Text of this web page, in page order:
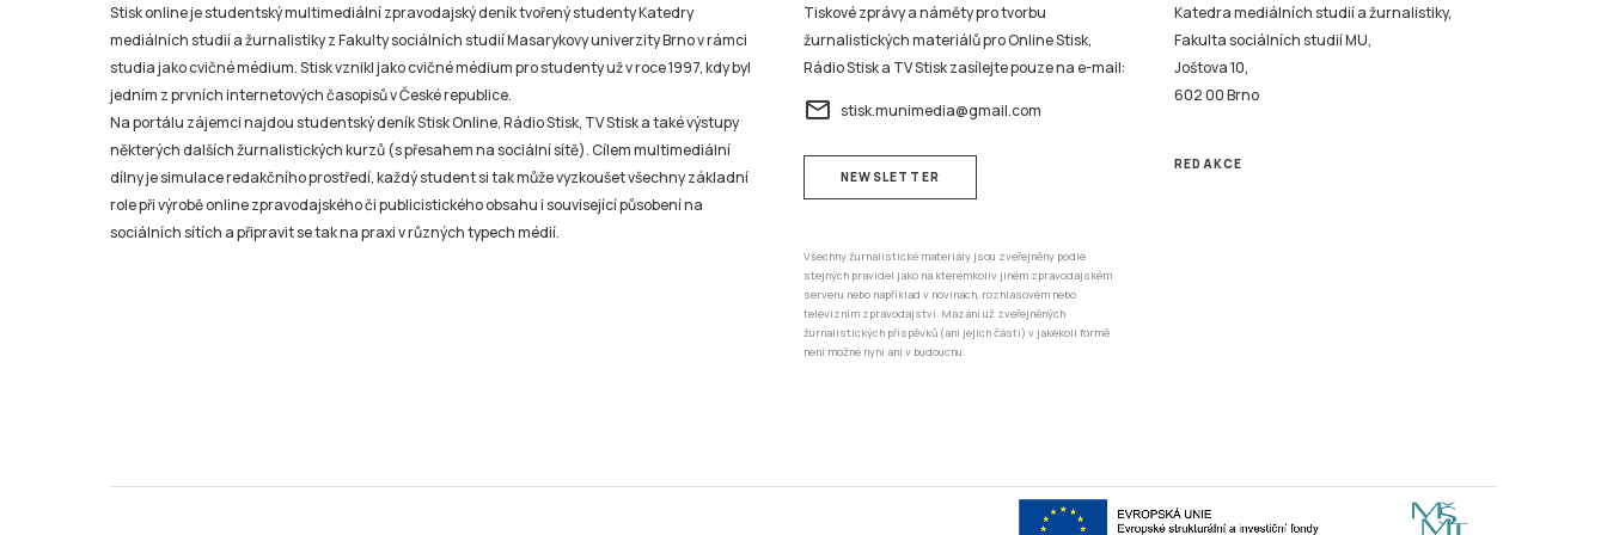
Stisk online je studentský multimediální zpravodajský deník tvořený studenty Katedry
mediálních studií a žurnalistiky z Fakulty sociálních studií Masarykovy univerzity Brno v rámci
studia jako cvičné médium. Stisk vznikl jako cvičné médium pro studenty už v roce 1997, kdy byl
jedním z prvních internetových časopisů v České republice.
Na portálu zájemci najdou studentský deník Stisk Online, Rádio Stisk, TV Stisk a také výstupy
některých dalších žurnalistických kurzů (s přesahem na sociální sítě). Cílem multimediální
dílny je simulace redakčního prostředí, každý student si tak může vyzkoušet všechny základní
role při výrobě online zpravodajského či publicistického obsahu i související působení na
sociálních sítích a připravit se tak na praxi v různých typech médií.
Tiskové zprávy a náměty pro tvorbu
žurnalistických materiálů pro Online Stisk,
Rádio Stisk a TV Stisk zasílejte pouze na e-mail:
email stisk.munimedia@gmail.com
NEWSLETTER
Všechny žurnalistické materiály jsou zveřejněny podle
stejných pravidel jako na kterémkoliv jiném zpravodajském
serveru nebo například v novinách, rozhlasovém nebo
televizním zpravodajství. Mazání už zveřejněných
žurnalistických příspěvků (ani jejich částí) v jakékoli formě
není možné nyní ani v budoucnu.
Katedra mediálních studií a žurnalistiky,
Fakulta sociálních studií MU,
Joštova 10,
602 00 Brno
REDAKCE